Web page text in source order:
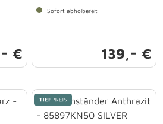
- €
Sofort abholbereit
139,- €